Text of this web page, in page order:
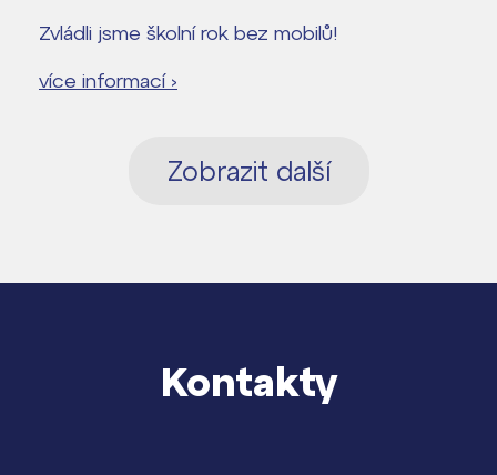
Zvládli jsme školní rok bez mobilů!
více informací ›
Zobrazit další
Kontakty